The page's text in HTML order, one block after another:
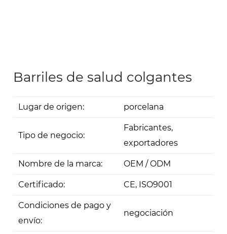
Barriles de salud colgantes
Lugar de origen: porcelana
Tipo de negocio:
Fabricantes,
exportadores
Nombre de la marca: OEM / ODM
Certificado: CE, ISO9001
Condiciones de pago y
envío:
negociación